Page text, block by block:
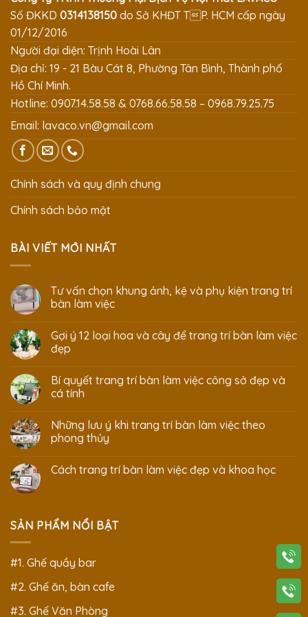
Số ĐKKD 0314138150 do Sở KHĐT TP. HCM cấp ngày
01/12/2016
Người đại diện: Trịnh Hoài Lân
Địa chỉ: 19 - 21 Bàu Cát 8, Phường Tân Bình, Thành phố
Hồ Chí Minh.
Hotline: 0907.14.58.58 & 0768.66.58.58 – 0968.79.25.75
Email: lavaco.vn@gmail.com
Chính sách và quy định chung
Chính sách bảo mật
BÀI VIẾT MỚI NHẤT
Tư vấn chọn khung ảnh, kệ và phụ kiện trang trí
bàn làm việc
Gợi ý 12 loại hoa và cây để trang trí bàn làm việc
đẹp
Bí quyết trang trí bàn làm việc công sở đẹp và
cá tính
Những lưu ý khi trang trí bàn làm việc theo
phong thủy
Cách trang trí bàn làm việc đẹp và khoa học
SẢN PHẨM NỔI BẬT
#1. Ghế quầy bar
#2. Ghế ăn, bàn cafe
#3. Ghế Văn Phòng